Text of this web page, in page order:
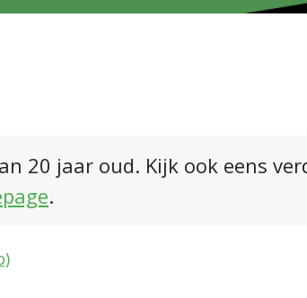
20 jaar oud. Kijk ook eens
.